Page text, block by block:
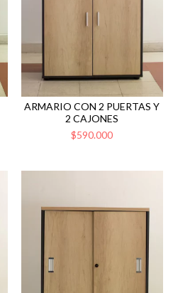
ARMARIO CON 2 PUERTAS Y
2 CAJONES
$590.000